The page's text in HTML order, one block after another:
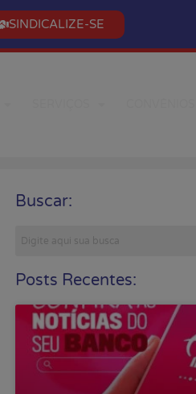
SINDICALIZE-SE
Buscar:
Posts Recentes: